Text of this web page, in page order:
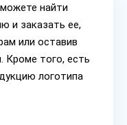
найти
и заказать ее,
или оставив
Кроме того, есть
логотипа